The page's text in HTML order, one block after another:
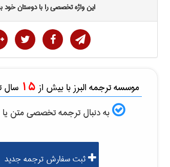
این واژه تخصصی را با دوستان خود
موسسه ترجمه البرز با بیش از 15 سال
به دنبال ترجمه تخصصی متن یا
ثبت سفارش ترجمه جدید